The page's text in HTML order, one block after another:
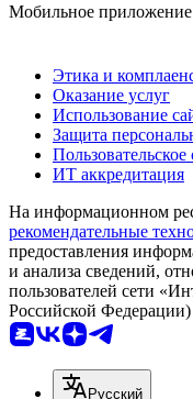
Мобильное приложение
Этика и
Оказание услуг
Использование
Защита
ИТ аккредитация
На информационном
рекомендательные
предоставления
и анализа сведений,
пользователей сети
Российской Федерации)
Русский